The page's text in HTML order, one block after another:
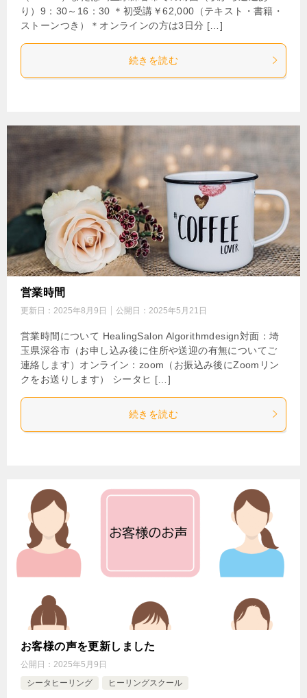
り）9：30～16：30 ＊初受講￥62,000（テキスト・書籍・
ストーンつき）＊オンラインの方は3日分 […]
続きを読む
営業時間
更新日： 2025年8月9日 公開日： 2025年5月21日
営業時間について HealingSalon Algorithmdesign対面：埼
玉県深谷市（お申し込み後に住所や送迎の有無についてご
連絡します）オンライン：zoom（お振込み後にZoomリン
クをお送りします） シータヒ […]
続きを読む
お客様の声を更新しました
公開日： 2025年5月9日
シータヒーリング
ヒーリングスクール